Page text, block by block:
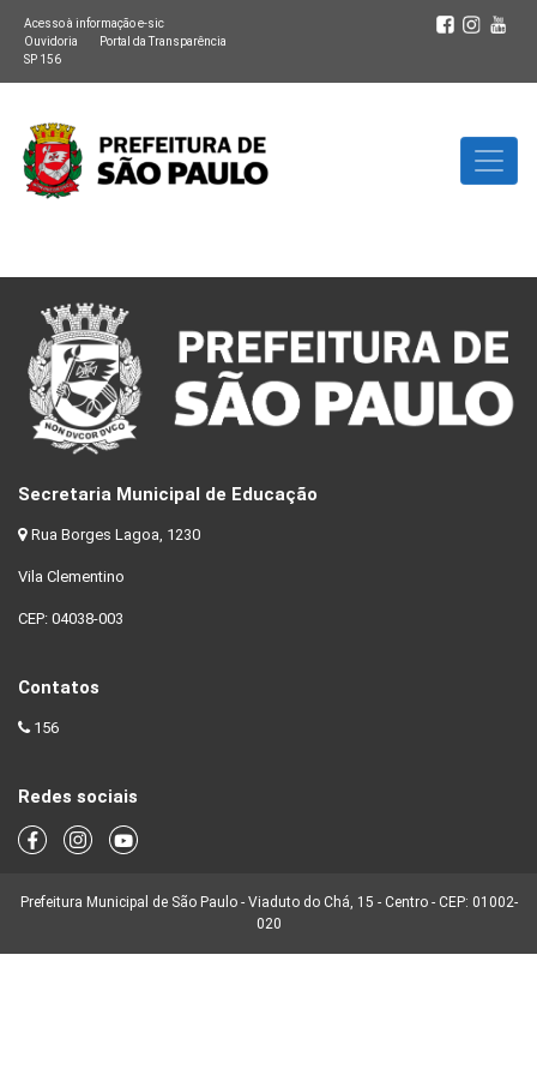
Acesso à informação e-sic
Ouvidoria
Portal da Transparência
SP 156
Secretaria Municipal de Educação
Rua Borges Lagoa, 1230
Vila Clementino
CEP: 04038-003
Contatos
156
Redes sociais
Prefeitura Municipal de São Paulo - Viaduto do Chá, 15 - Centro - CEP: 01002-
020